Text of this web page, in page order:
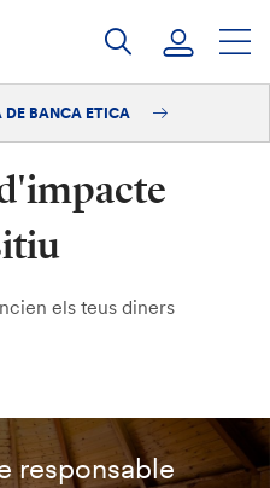
DE BANCA ETICA
els teus diners
responsable